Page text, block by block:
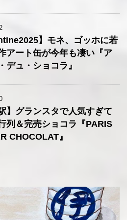
】モネ、ゴッホに若
アート缶が今年も凄い『ア
デュ・ショコラ』
】グランスタで人気すぎて
列＆完売ショコラ『PARIS
CHOCOLAT』